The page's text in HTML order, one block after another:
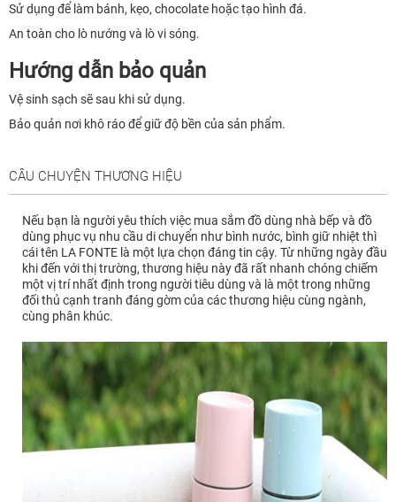
Sử dụng để làm bánh, kẹo, chocolate hoặc tạo hình đá.
An toàn cho lò nướng và lò vi sóng.
Hướng dẫn bảo quản
Vệ sinh sạch sẽ sau khi sử dụng.
Bảo quản nơi khô ráo để giữ độ bền của sản phẩm.
CÂU CHUYỆN THƯƠNG HIỆU
Nếu bạn là người yêu thích việc mua sắm đồ dùng nhà bếp và đồ
dùng phục vụ nhu cầu di chuyển như bình nước, bình giữ nhiệt thì
cái tên LA FONTE là một lựa chọn đáng tin cậy. Từ những ngày đầu
khi đến với thị trường, thương hiệu này đã rất nhanh chóng chiếm
một vị trí nhất định trong người tiêu dùng và là một trong những
đối thủ cạnh tranh đáng gờm của các thương hiệu cùng ngành,
cùng phân khúc.